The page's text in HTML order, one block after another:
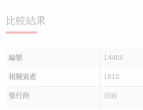
比較結果
編號 14400
相關資產 1810
發行商 瑞銀